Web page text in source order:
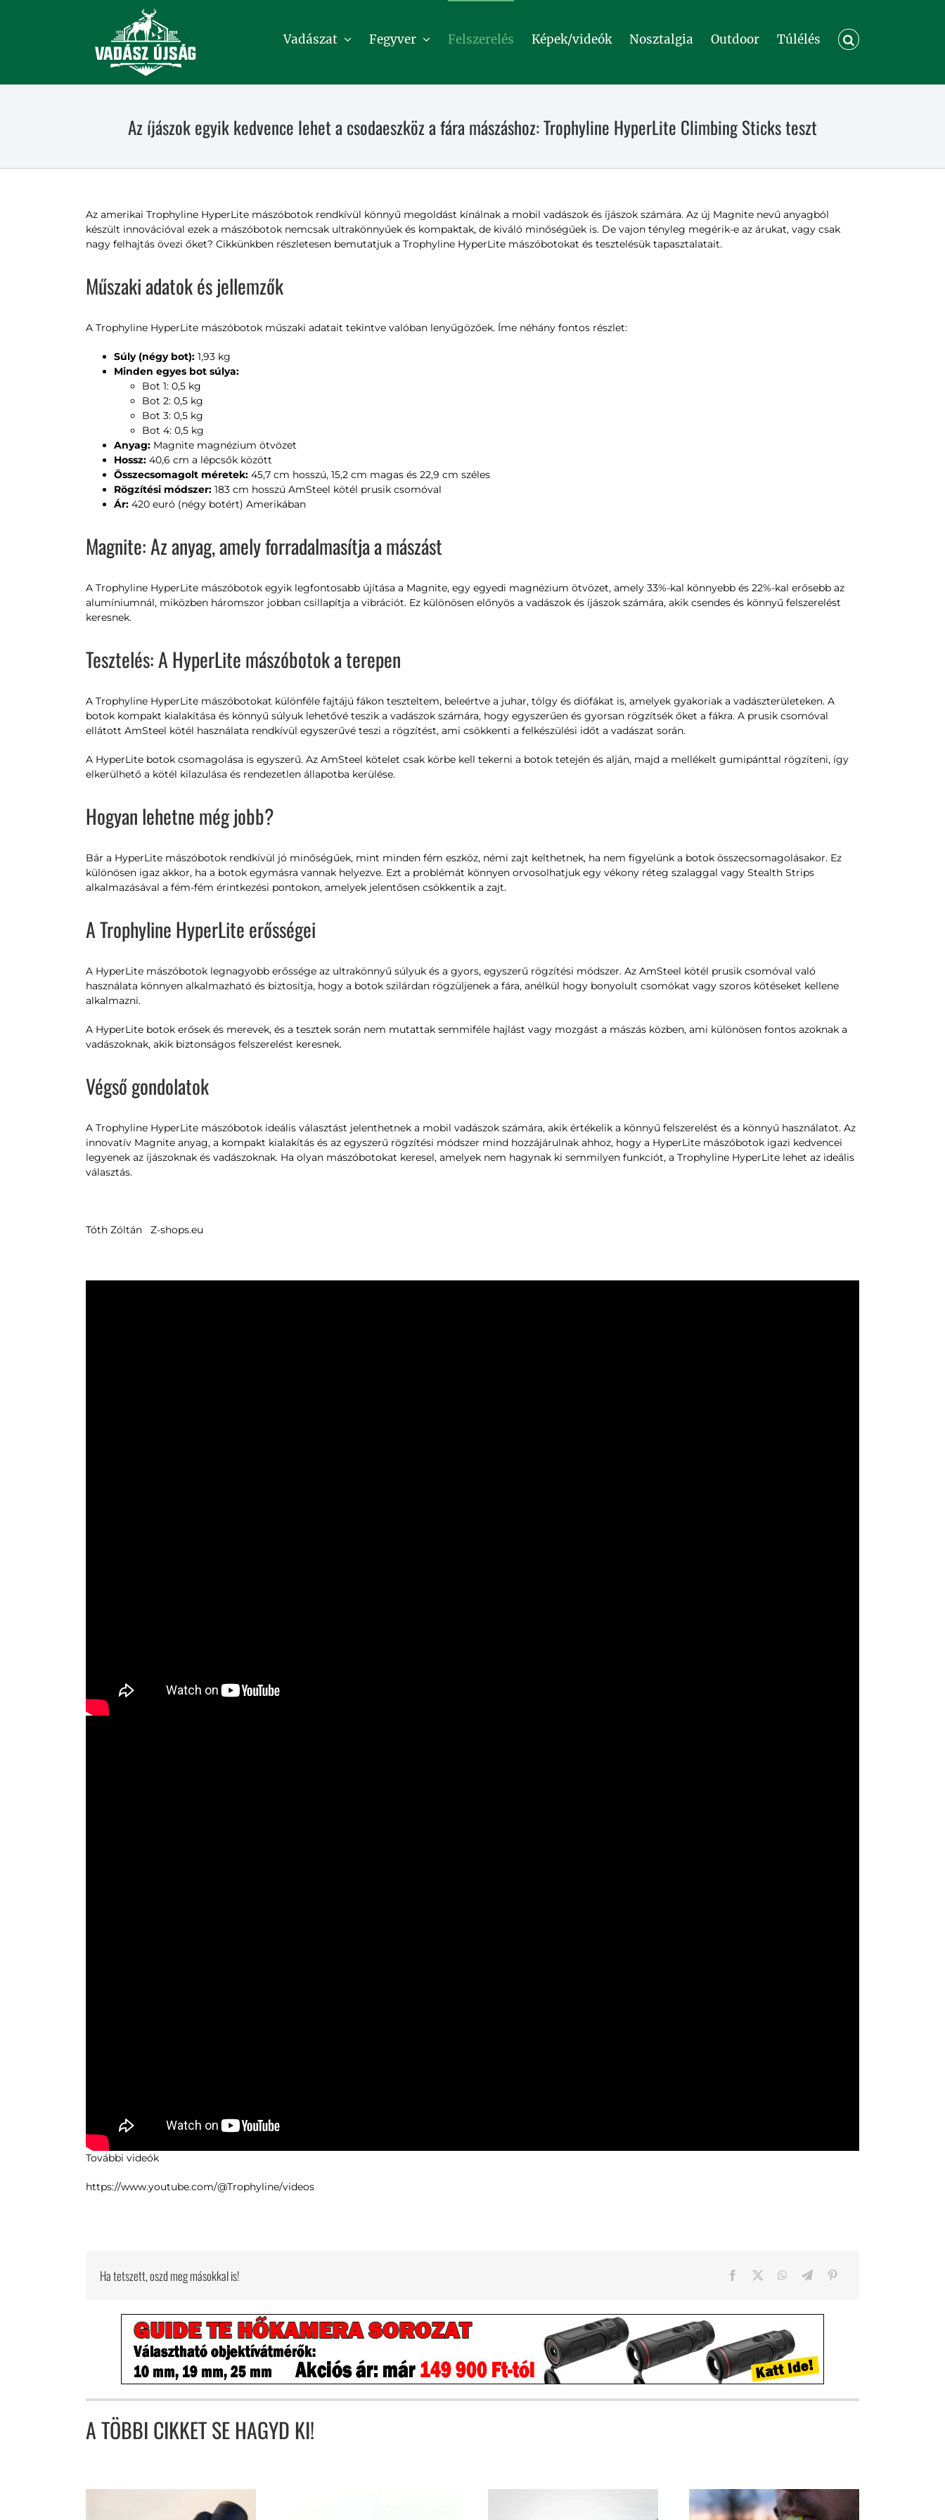
Vadászat Fegyver Felszerelés Képek/videók Nosztalgia Outdoor Túlélés
Az íjászok egyik kedvence lehet a csodaeszköz a fára mászáshoz: Trophyline HyperLite Climbing Sticks teszt
Az amerikai Trophyline HyperLite mászóbotok rendkívül könnyű megoldást kínálnak a mobil vadászok és íjászok számára. Az új Magnite nevű anyagból
készült innovációval ezek a mászóbotok nemcsak ultrakönnyűek és kompaktak, de kiváló minőségűek is. De vajon tényleg megérik-e az árukat, vagy csak
nagy felhajtás övezi őket? Cikkünkben részletesen bemutatjuk a Trophyline HyperLite mászóbotokat és tesztelésük tapasztalatait.
Műszaki adatok és jellemzők
A Trophyline HyperLite mászóbotok műszaki adatait tekintve valóban lenyűgözőek. Íme néhány fontos részlet:
Súly (négy bot):1,93 kg
Minden egyes bot súlya:
Bot 1: 0,5 kg
Bot 2: 0,5 kg
Bot 3: 0,5 kg
Bot 4: 0,5 kg
Anyag:Magnite magnézium ötvözet
Hossz:40,6 cm a lépcsők között
Összecsomagolt méretek:45,7 cm hosszú, 15,2 cm magas és 22,9 cm széles
Rögzítési módszer:183 cm hosszú AmSteel kötél prusik csomóval
Ár:420 euró (négy botért) Amerikában
Magnite: Az anyag, amely forradalmasítja a mászást
A Trophyline HyperLite mászóbotok egyik legfontosabb újítása a Magnite, egy egyedi magnézium ötvözet, amely 33%-kal könnyebb és 22%-kal erősebb az
alumíniumnál, miközben háromszor jobban csillapítja a vibrációt. Ez különösen előnyös a vadászok és íjászok számára, akik csendes és könnyű felszerelést
keresnek.
Tesztelés: A HyperLite mászóbotok a terepen
A Trophyline HyperLite mászóbotokat különféle fajtájú fákon teszteltem, beleértve a juhar, tölgy és diófákat is, amelyek gyakoriak a vadászterületeken. A
botok kompakt kialakítása és könnyű súlyuk lehetővé teszik a vadászok számára, hogy egyszerűen és gyorsan rögzítsék őket a fákra. A prusik csomóval
ellátott AmSteel kötél használata rendkívül egyszerűvé teszi a rögzítést, ami csökkenti a felkészülési időt a vadászat során.
A HyperLite botok csomagolása is egyszerű. Az AmSteel kötelet csak körbe kell tekerni a botok tetején és alján, majd a mellékelt gumipánttal rögzíteni, így
elkerülhető a kötél kilazulása és rendezetlen állapotba kerülése.
Hogyan lehetne még jobb?
Bár a HyperLite mászóbotok rendkívül jó minőségűek, mint minden fém eszköz, némi zajt kelthetnek, ha nem figyelünk a botok összecsomagolásakor. Ez
különösen igaz akkor, ha a botok egymásra vannak helyezve. Ezt a problémát könnyen orvosolhatjuk egy vékony réteg szalaggal vagy Stealth Strips
alkalmazásával a fém-fém érintkezési pontokon, amelyek jelentősen csökkentik a zajt.
A Trophyline HyperLite erősségei
A HyperLite mászóbotok legnagyobb erőssége az ultrakönnyű súlyuk és a gyors, egyszerű rögzítési módszer. Az AmSteel kötél prusik csomóval való
használata könnyen alkalmazható és biztosítja, hogy a botok szilárdan rögzüljenek a fára, anélkül hogy bonyolult csomókat vagy szoros kötéseket kellene
alkalmazni.
A HyperLite botok erősek és merevek, és a tesztek során nem mutattak semmiféle hajlást vagy mozgást a mászás közben, ami különösen fontos azoknak a
vadászoknak, akik biztonságos felszerelést keresnek.
Végső gondolatok
A Trophyline HyperLite mászóbotok ideális választást jelenthetnek a mobil vadászok számára, akik értékelik a könnyű felszerelést és a könnyű használatot. Az
innovatív Magnite anyag, a kompakt kialakítás és az egyszerű rögzítési módszer mind hozzájárulnak ahhoz, hogy a HyperLite mászóbotok igazi kedvencei
legyenek az íjászoknak és vadászoknak. Ha olyan mászóbotokat keresel, amelyek nem hagynak ki semmilyen funkciót, a Trophyline HyperLite lehet az ideális
választás.
Tóth Zóltán Z-shops.eu
További videók
https://www.youtube.com/@Trophyline/videos
Ha tetszett, oszd meg másokkal is!
A TÖBBI CIKKET SE HAGYD KI!